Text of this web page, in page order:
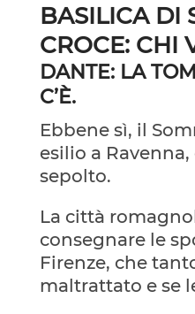
BASILICA DI
CROCE: CHI
DANTE: LA
C’È.
Ebbene sì, il
esilio a
sepolto.
La città
consegnare le
Firenze, che
maltrattato e se